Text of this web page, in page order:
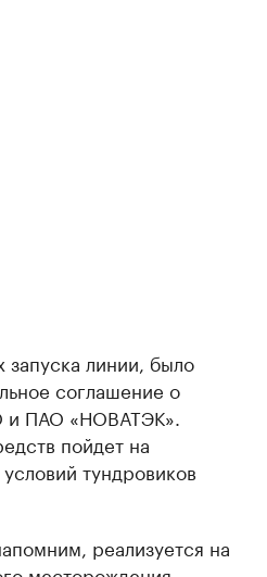
запуска линии, было
соглашение о
и ПАО «НОВАТЭК».
пойдет на
тундровиков
реализуется на